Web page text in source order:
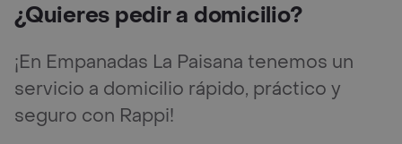
¿Quieres pedir a domicilio?
¡En Empanadas La Paisana tenemos un
servicio a domicilio rápido, práctico y
seguro con Rappi!